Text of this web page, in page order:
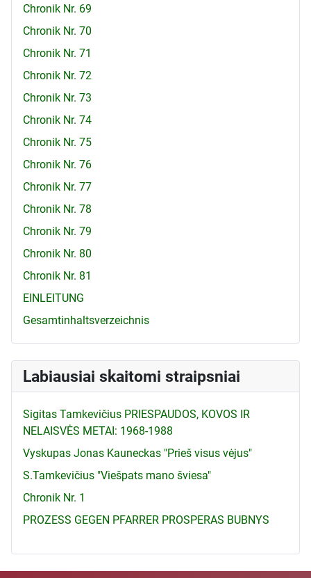
Chronik Nr. 69
Chronik Nr. 70
Chronik Nr. 71
Chronik Nr. 72
Chronik Nr. 73
Chronik Nr. 74
Chronik Nr. 75
Chronik Nr. 76
Chronik Nr. 77
Chronik Nr. 78
Chronik Nr. 79
Chronik Nr. 80
Chronik Nr. 81
EINLEITUNG
Gesamtinhaltsverzeichnis
Labiausiai skaitomi straipsniai
Sigitas Tamkevičius PRIESPAUDOS, KOVOS IR
NELAISVĖS METAI: 1968-1988
Vyskupas Jonas Kauneckas "Prieš visus vėjus"
S.Tamkevičius "Viešpats mano šviesa"
Chronik Nr. 1
PROZESS GEGEN PFARRER PROSPERAS BUBNYS